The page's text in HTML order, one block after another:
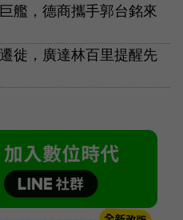
艦，德商攜手郭台銘來
徙，廣達林百里提醒先